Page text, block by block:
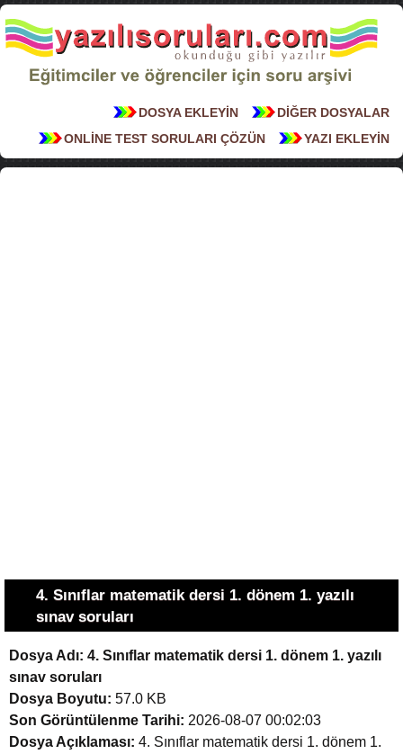
DİĞER DOSYALAR
DOSYA EKLEYİN
YAZI EKLEYİN
ONLİNE TEST SORULARI ÇÖZÜN
4. Sınıflar matematik dersi 1. dönem 1. yazılı
sınav soruları
Dosya Adı: 4. Sınıflar matematik dersi 1. dönem 1. yazılı
sınav soruları
Dosya Boyutu: 57.0 KB
Son Görüntülenme Tarihi: 2026-08-07 00:02:03
Dosya Açıklaması: 4. Sınıflar matematik dersi 1. dönem 1.